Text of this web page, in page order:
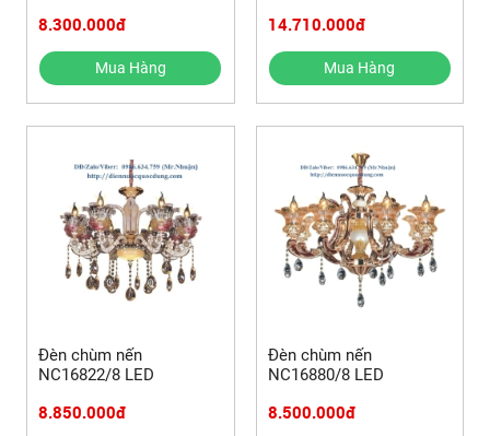
8.300.000đ
Mua Hàng
14.710.000đ
Mua Hàng
Đèn chùm nến
NC16822/8 LED
8.850.000đ
Đèn chùm nến
NC16880/8 LED
8.500.000đ